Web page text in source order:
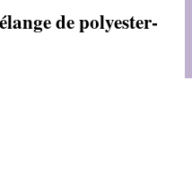
de polyester-